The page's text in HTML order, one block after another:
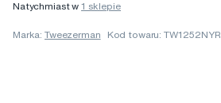
Natychmiast w1 sklepie
Marka:Tweezerman Kod towaru: TW1252NYR